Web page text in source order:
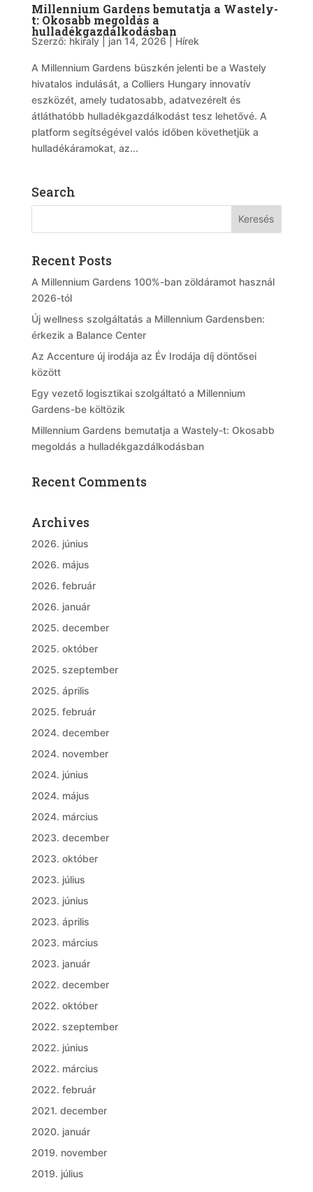
Millennium Gardens bemutatja a Wastely-
t: Okosabb megoldás a
hulladékgazdálkodásban
Szerző: hkiraly| jan 14, 2026 Hírek
A Millennium Gardens büszkén jelenti be a Wastely
hivatalos indulását, a Colliers Hungary innovatív
eszközét, amely tudatosabb, adatvezérelt és
átláthatóbb hulladékgazdálkodást tesz lehetővé. A
platform segítségével valós időben követhetjük a
hulladékáramokat, az...
Search
Recent Posts
A Millennium Gardens 100%-ban zöldáramot használ
2026-tól
Új wellness szolgáltatás a Millennium Gardensben:
érkezik a Balance Center
Az Accenture új irodája az Év Irodája díj döntősei
között
Egy vezető logisztikai szolgáltató a Millennium
Gardens-be költözik
Millennium Gardens bemutatja a Wastely-t: Okosabb
megoldás a hulladékgazdálkodásban
Recent Comments
Archives
2026. június
2026. május
2026. február
2026. január
2025. december
2025. október
2025. szeptember
2025. április
2025. február
2024. december
2024. november
2024. június
2024. május
2024. március
2023. december
2023. október
2023. július
2023. június
2023. április
2023. március
2023. január
2022. december
2022. október
2022. szeptember
2022. június
2022. március
2022. február
2021. december
2020. január
2019. november
2019. július